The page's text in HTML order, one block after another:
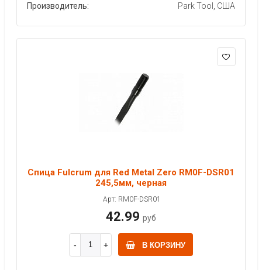
Производитель: Park Tool, США
Спица Fulcrum для Red Metal Zero RM0F-DSR01
245,5мм, черная
Арт: RM0F-DSR01
42.99 руб
В КОРЗИНУ